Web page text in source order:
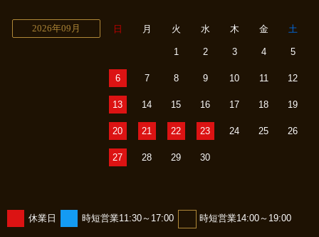
2026年09月 日 月 火 水 木 金 土
1 2 3 4 5
6 7 8 9 10 11 12
13 14 15 16 17 18 19
20 21 22 23 24 25 26
27 28 29 30
休業日 時短営業11:30～17:00 時短営業14:00～19:00